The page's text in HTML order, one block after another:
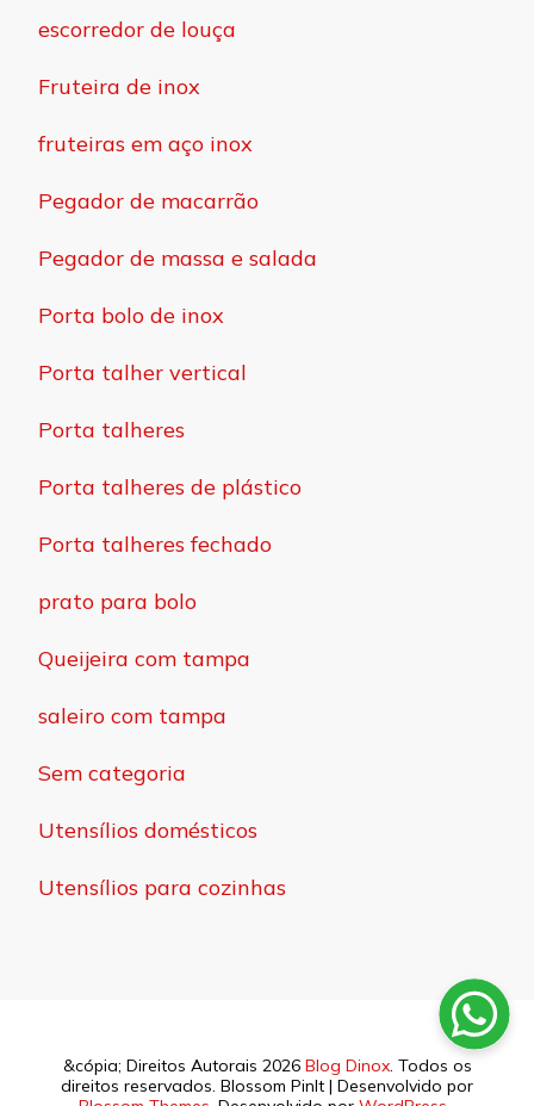
escorredor de louça
Fruteira de inox
fruteiras em aço inox
Pegador de macarrão
Pegador de massa e salada
Porta bolo de inox
Porta talher vertical
Porta talheres
Porta talheres de plástico
Porta talheres fechado
prato para bolo
Queijeira com tampa
saleiro com tampa
Sem categoria
Utensílios domésticos
Utensílios para cozinhas
&cópia; Direitos Autorais 2026 Blog Dinox. Todos os
direitos reservados. Blossom PinIt | Desenvolvido por